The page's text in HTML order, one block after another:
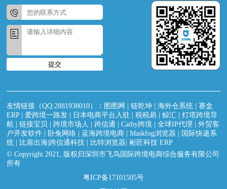
提交
友情链接（QQ:2881938010）： 图图网 |链乾坤 |海外仓系统 |赛盒
ERP|爱跨境一路发 日本电商平台入驻 |税税易 |鲸汇 |灯塔跨境导
航 |链接宝贝 |跨境市场人 |跨信通 |Cathy跨境 |全球IP代理 |外贸客
户开发软件
卧兔网络 |蓝海跨境电商 |Maskfog浏览器
国际快递系
统
比肩出海|跨信通科技 比特浏览器 |彬匠科技 ERP
© Copyright 2021, 版权归深圳市飞鸟国际跨境电商综合服务有限公司
所有
粤ICP备17101505号